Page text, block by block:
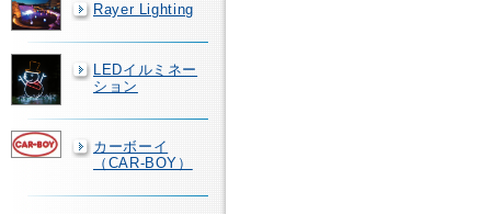
Rayer Lighting
LEDイルミネー
ション
カーボーイ
（CAR-BOY）